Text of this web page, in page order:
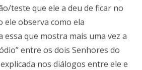
teste que ele a deu de ficar no
ele observa como ela
essa que mostra mais uma vez a
entre os dois Senhores do
nos diálogos entre ele e